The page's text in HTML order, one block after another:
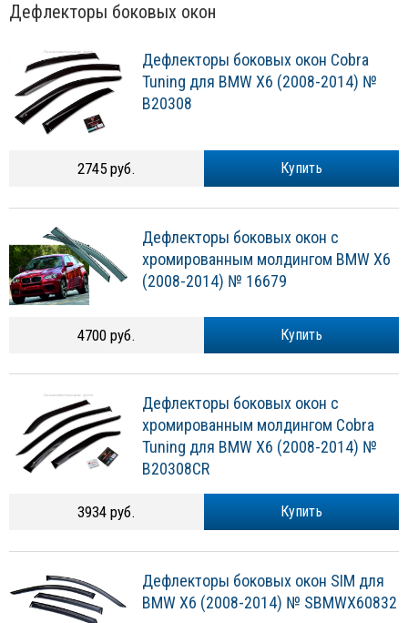
Дефлекторы боковых окон
Дефлекторы боковых окон Cobra
Tuning для BMW X6 (2008-2014) №
B20308
Купить
2745 руб.
Дефлекторы боковых окон с
хромированным молдингом BMW X6
(2008-2014) № 16679
Купить
4700 руб.
Дефлекторы боковых окон с
хромированным молдингом Cobra
Tuning для BMW X6 (2008-2014) №
B20308CR
Купить
3934 руб.
Дефлекторы боковых окон SIM для
BMW X6 (2008-2014) № SBMWX60832